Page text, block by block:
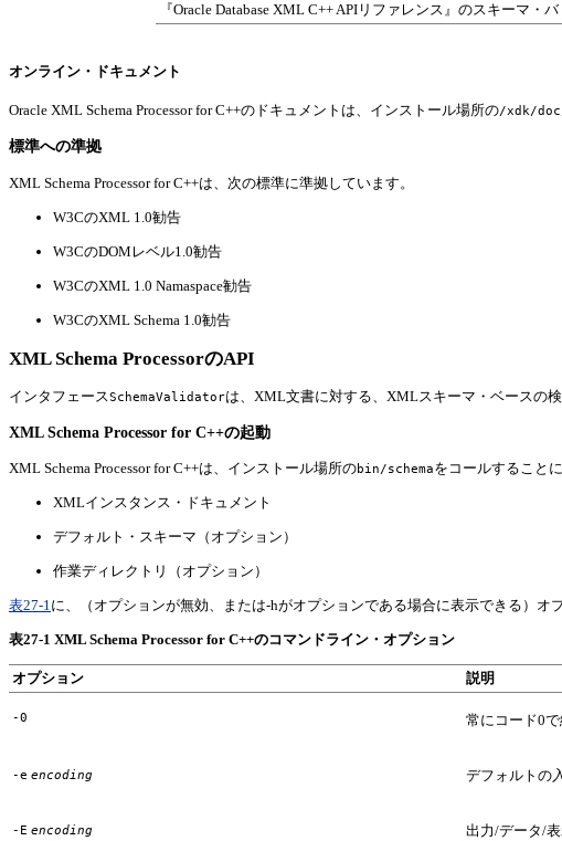
『Oracle Database XML C++ APIリファレンス』のスキーマ・
オンライン・ドキュメント
Oracle XML Schema Processor for C++のドキュメントは、インストール場所の/xdk/
標準への準拠
XML Schema Processor for C++は、次の標準に準拠しています。
W3CのXML 1.0勧告
W3CのDOMレベル1.0勧告
W3CのXML 1.0 Namaspace勧告
W3CのXML Schema 1.0勧告
XML Schema ProcessorのAPI
インタフェースSchemaValidatorは、XML文書に対する、XMLスキーマ・ベースの
XML Schema Processor for C++の起動
XML Schema Processor for C++は、インストール場所のbin/schemaをコールすること
XMLインスタンス・ドキュメント
デフォルト・スキーマ（オプション）
作業ディレクトリ（オプション）
表27-1に、（オプションが無効、または-hがオプションである場合に表示できる）オ
表27-1 XML Schema Processor for C++のコマンドライン・オプション
オプション 説明
-0 常にコード0で
-e encoding デフォルトの
-E encoding 出力/データ/